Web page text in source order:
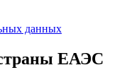
данных
ЕАЭС